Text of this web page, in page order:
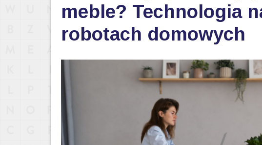
meble? Technologia
robotach domowych